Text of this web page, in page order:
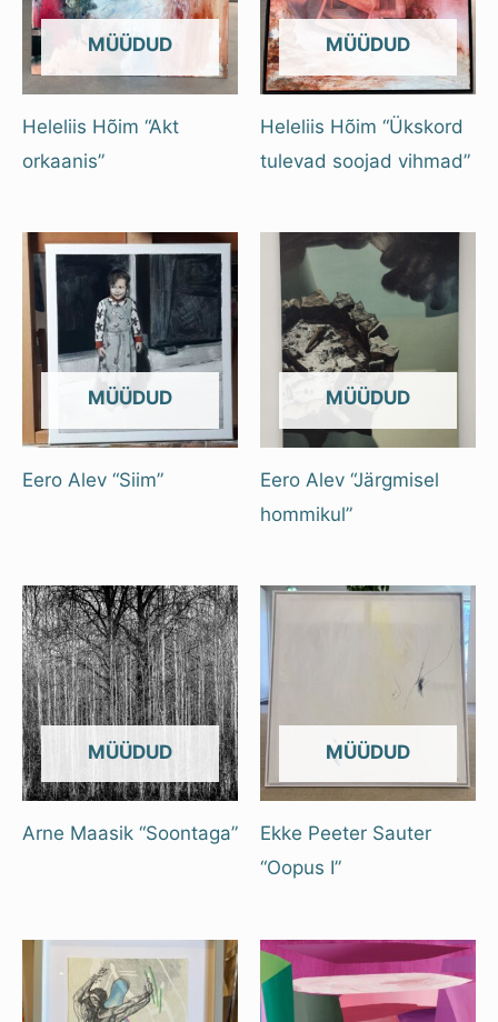
OUT OF STOCK
Heleliis Hõim “Akt
orkaanis”
OUT OF STOCK
Heleliis Hõim “Ükskord
tulevad soojad vihmad”
OUT OF STOCK
Eero Alev “Siim”
OUT OF STOCK
Eero Alev “Järgmisel
hommikul”
OUT OF STOCK
Arne Maasik “Soontaga”
OUT OF STOCK
Ekke Peeter Sauter
“Oopus I”